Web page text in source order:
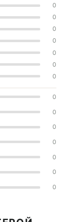
0
0
0
0
0
0
0
0
0
0
0
0
0
0